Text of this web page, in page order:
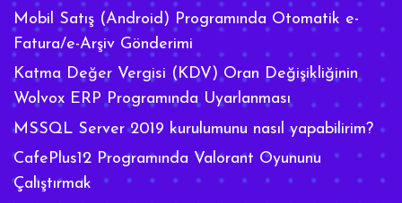
Mobil Satış (Android) Programında Otomatik e-
Fatura/e-Arşiv Gönderimi
Katma Değer Vergisi (KDV) Oran Değişikliğinin
Wolvox ERP Programında Uyarlanması
MSSQL Server 2019 kurulumunu nasıl yapabilirim?
CafePlus12 Programında Valorant Oyununu
Çalıştırmak